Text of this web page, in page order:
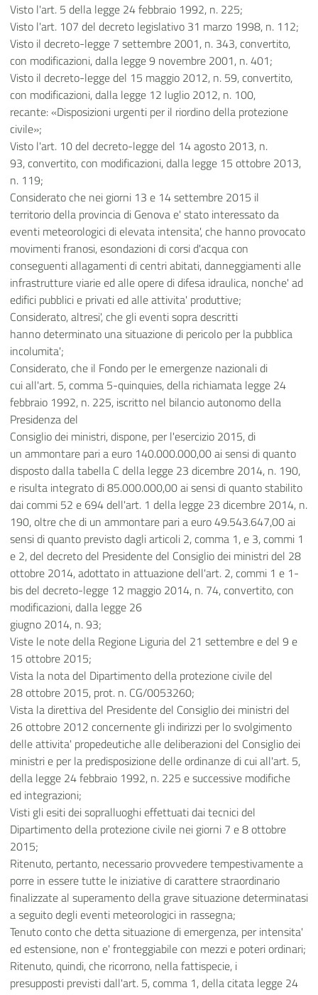
Visto l'art. 5 della legge 24 febbraio 1992, n. 225;
Visto l'art. 107 del decreto legislativo 31 marzo 1998, n. 112;
Visto il decreto-legge 7 settembre 2001, n. 343, convertito,
con modificazioni, dalla legge 9 novembre 2001, n. 401;
Visto il decreto-legge del 15 maggio 2012, n. 59, convertito,
con modificazioni, dalla legge 12 luglio 2012, n. 100,
recante: «Disposizioni urgenti per il riordino della protezione
civile»;
Visto l'art. 10 del decreto-legge del 14 agosto 2013, n.
93, convertito, con modificazioni, dalla legge 15 ottobre 2013,
n. 119;
Considerato che nei giorni 13 e 14 settembre 2015 il
territorio della provincia di Genova e' stato interessato da
eventi meteorologici di elevata intensita', che hanno provocato
movimenti franosi, esondazioni di corsi d'acqua con
conseguenti allagamenti di centri abitati, danneggiamenti alle
infrastrutture viarie ed alle opere di difesa idraulica, nonche' ad
edifici pubblici e privati ed alle attivita' produttive;
Considerato, altresi', che gli eventi sopra descritti
hanno determinato una situazione di pericolo per la pubblica
incolumita';
Considerato, che il Fondo per le emergenze nazionali di
cui all'art. 5, comma 5-quinquies, della richiamata legge 24
febbraio 1992, n. 225, iscritto nel bilancio autonomo della
Presidenza del
Consiglio dei ministri, dispone, per l'esercizio 2015, di
un ammontare pari a euro 140.000.000,00 ai sensi di quanto
disposto dalla tabella C della legge 23 dicembre 2014, n. 190,
e risulta integrato di 85.000.000,00 ai sensi di quanto stabilito
dai commi 52 e 694 dell'art. 1 della legge 23 dicembre 2014, n.
190, oltre che di un ammontare pari a euro 49.543.647,00 ai
sensi di quanto previsto dagli articoli 2, comma 1, e 3, commi 1
e 2, del decreto del Presidente del Consiglio dei ministri del 28
ottobre 2014, adottato in attuazione dell'art. 2, commi 1 e 1-
bis del decreto-legge 12 maggio 2014, n. 74, convertito, con
modificazioni, dalla legge 26
giugno 2014, n. 93;
Viste le note della Regione Liguria del 21 settembre e del 9 e
15 ottobre 2015;
Vista la nota del Dipartimento della protezione civile del
28 ottobre 2015, prot. n. CG/0053260;
Vista la direttiva del Presidente del Consiglio dei ministri del
26 ottobre 2012 concernente gli indirizzi per lo svolgimento
delle attivita' propedeutiche alle deliberazioni del Consiglio dei
ministri e per la predisposizione delle ordinanze di cui all'art. 5,
della legge 24 febbraio 1992, n. 225 e successive modifiche
ed integrazioni;
Visti gli esiti dei sopralluoghi effettuati dai tecnici del
Dipartimento della protezione civile nei giorni 7 e 8 ottobre
2015;
Ritenuto, pertanto, necessario provvedere tempestivamente a
porre in essere tutte le iniziative di carattere straordinario
finalizzate al superamento della grave situazione determinatasi
a seguito degli eventi meteorologici in rassegna;
Tenuto conto che detta situazione di emergenza, per intensita'
ed estensione, non e' fronteggiabile con mezzi e poteri ordinari;
Ritenuto, quindi, che ricorrono, nella fattispecie, i
presupposti previsti dall'art. 5, comma 1, della citata legge 24